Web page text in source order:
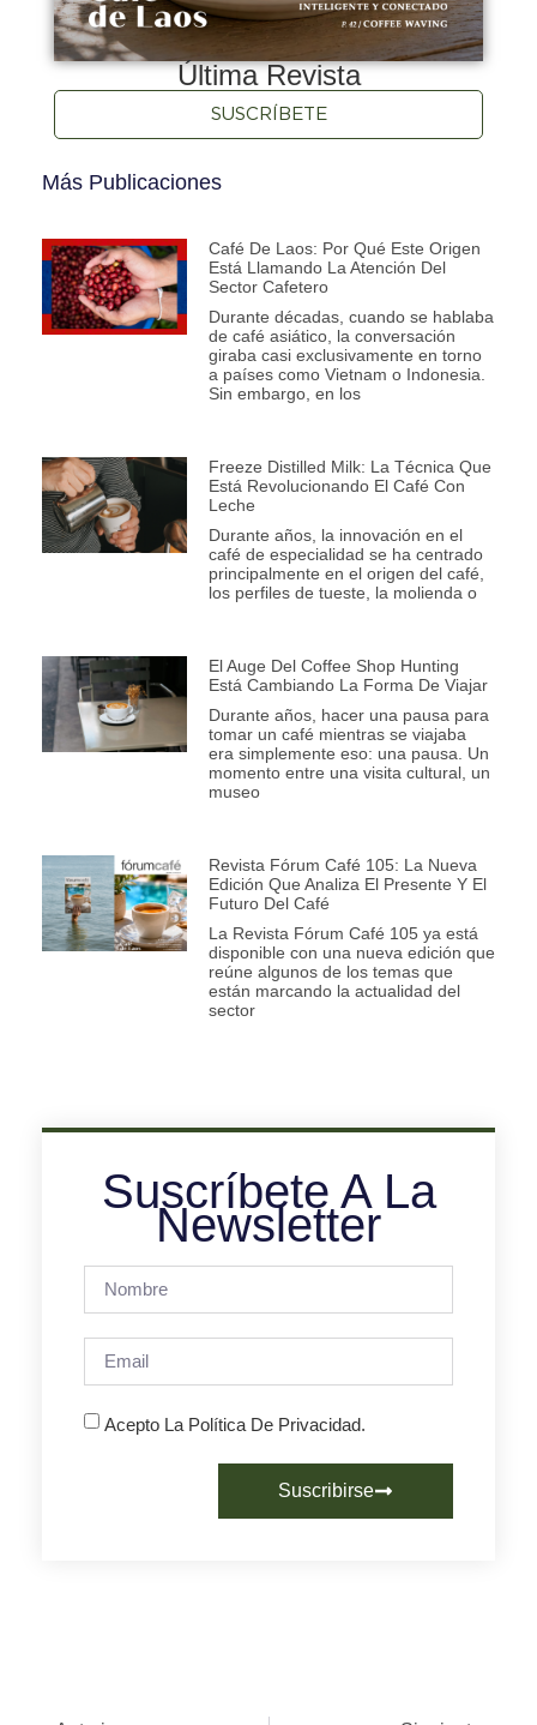
Última Revista
SUSCRÍBETE
Más Publicaciones
Café De Laos: Por Qué Este Origen
Está Llamando La Atención Del
Sector Cafetero
Durante décadas, cuando se hablaba
de café asiático, la conversación
giraba casi exclusivamente en torno
a países como Vietnam o Indonesia.
Sin embargo, en los
Freeze Distilled Milk: La Técnica Que
Está Revolucionando El Café Con
Leche
Durante años, la innovación en el
café de especialidad se ha centrado
principalmente en el origen del café,
los perfiles de tueste, la molienda o
El Auge Del Coffee Shop Hunting
Está Cambiando La Forma De Viajar
Durante años, hacer una pausa para
tomar un café mientras se viajaba
era simplemente eso: una pausa. Un
momento entre una visita cultural, un
museo
Revista Fórum Café 105: La Nueva
Edición Que Analiza El Presente Y El
Futuro Del Café
La Revista Fórum Café 105 ya está
disponible con una nueva edición que
reúne algunos de los temas que
están marcando la actualidad del
sector
Suscríbete A La
Newsletter
Acepto La Política De Privacidad.
Suscribirse